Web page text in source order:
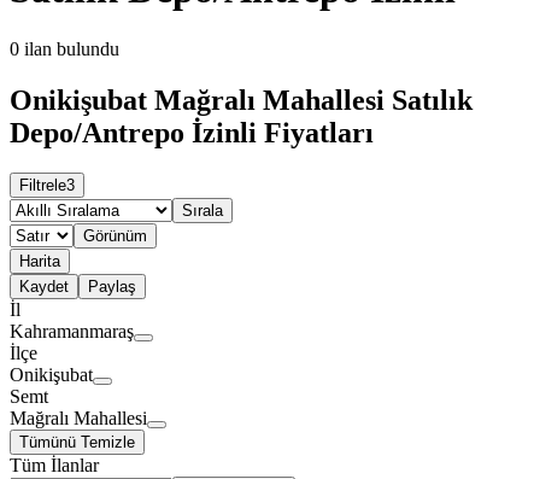
0 ilan bulundu
Onikişubat Mağralı Mahallesi Satılık
Depo/Antrepo İzinli Fiyatları
Filtrele3
Sırala
Görünüm
Harita
Kaydet
Paylaş
İl
Kahramanmaraş
İlçe
Onikişubat
Semt
Mağralı Mahallesi
Tümünü Temizle
Tüm İlanlar